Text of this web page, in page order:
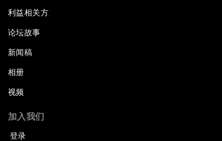
利益相关方
论坛故事
新闻稿
相册
视频
加入我们
登录